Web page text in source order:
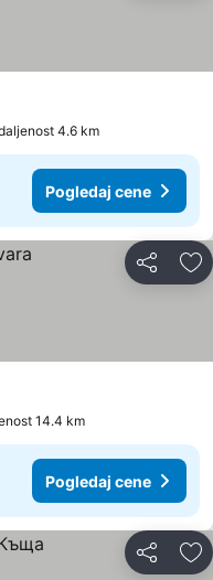
4.6 km
Pogledaj cene
Deli
14.4 km
Pogledaj cene
Deli